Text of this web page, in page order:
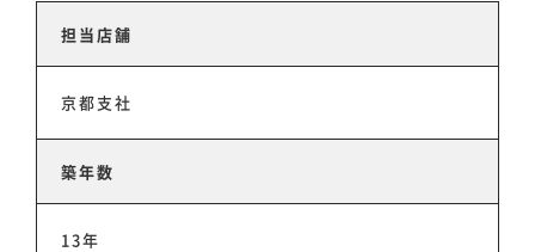
担当店舗
京都支社
築年数
13年